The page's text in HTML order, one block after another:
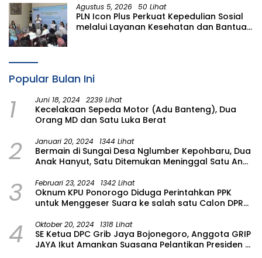
Agustus 5, 2026 50 Lihat
PLN Icon Plus Perkuat Kepedulian Sosial
melalui Layanan Kesehatan dan Bantuan
Popular Bulan Ini
1 Juni 18, 2024 2239 Lihat
Kecelakaan Sepeda Motor (Adu Banteng), Dua
Orang MD dan Satu Luka Berat
2 Januari 20, 2024 1344 Lihat
Bermain di Sungai Desa Nglumber Kepohbaru, Dua
Anak Hanyut, Satu Ditemukan Meninggal Satu Anak
3 Februari 23, 2024 1342 Lihat
Oknum KPU Ponorogo Diduga Perintahkan PPK
untuk Menggeser Suara ke salah satu Calon DPRD
4 Oktober 20, 2024 1318 Lihat
SE Ketua DPC Grib Jaya Bojonegoro, Anggota GRIP
JAYA Ikut Amankan Suasana Pelantikan Presiden di